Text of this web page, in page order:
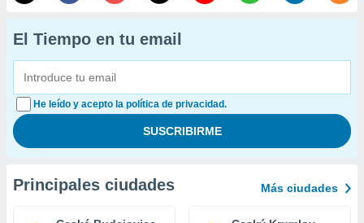
El Tiempo en tu email
He leído y acepto la política de privacidad.
Principales ciudades Más ciudades